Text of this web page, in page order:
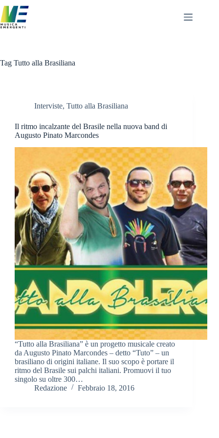
al
contenuto
Tag Tutto alla Brasiliana
Interviste, Tutto alla Brasiliana
Il ritmo incalzante del Brasile nella nuova band di
Augusto Pinato Marcondes
“Tutto alla Brasiliana” è un progetto musicale creato
da Augusto Pinato Marcondes – detto “Tuto” – un
brasiliano di origini italiane. Il suo scopo è portare il
ritmo del Brasile sui palchi italiani. Promuovi il tuo
singolo su oltre 300…
Redazione
Febbraio 18, 2016